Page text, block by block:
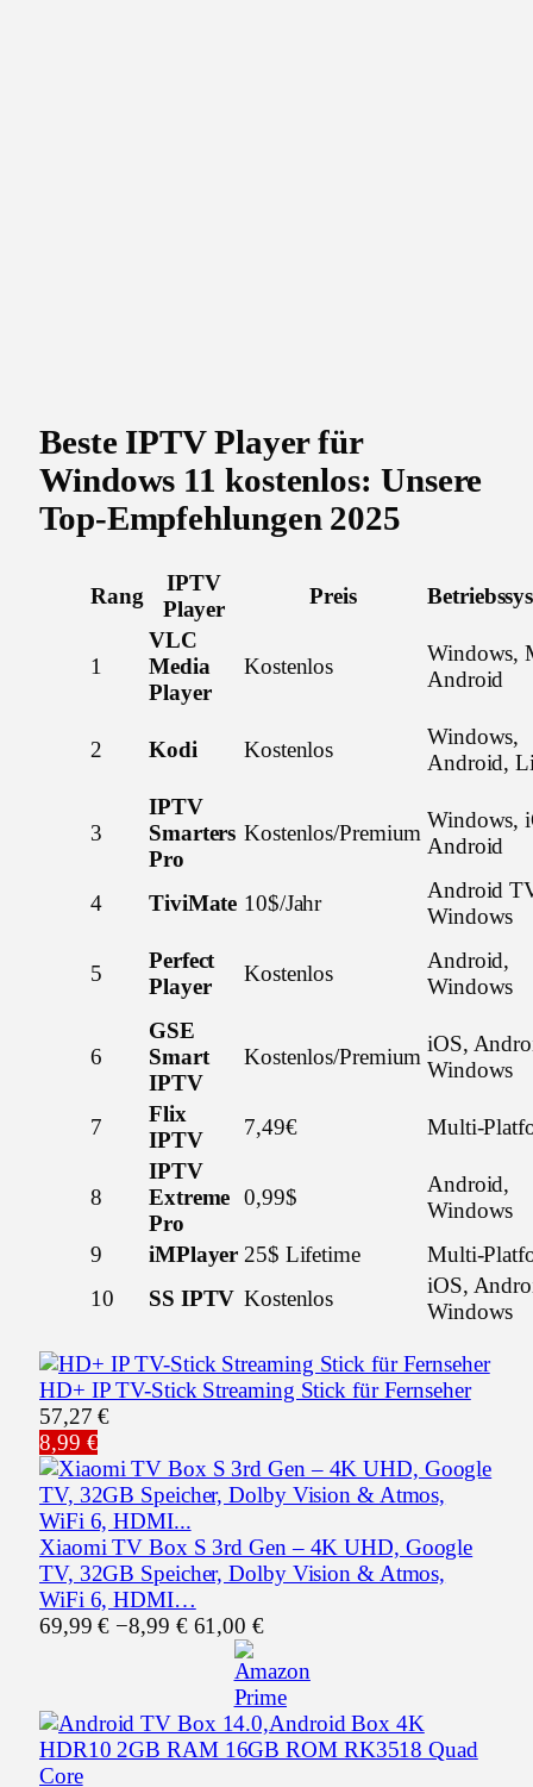
Beste IPTV Player für
Windows 11 kostenlos: Unsere
Top-Empfehlungen 2025
Rang
IPTV
Player
Preis
1
VLC
Media
Player
Kostenlos
Windows,
Android
2 Kodi Kostenlos
Windows,
Android,
3
IPTV
Smarters
Pro
Kostenlos/Premium
Windows,
Android
4 TiviMate 10$/Jahr
Android
Windows
5
Perfect
Player
Kostenlos
Android,
Windows
6
GSE
Smart
IPTV
Kostenlos/Premium
iOS,
Windows
7
Flix
IPTV
7,49€ Multi-
8
IPTV
Extreme
Pro
0,99$
Android,
Windows
9
iMPlayer 25$ Lifetime
Multi-
10
SS IPTV Kostenlos
iOS,
Windows
HD+ IP TV-Stick Streaming Stick für Fernseher
57,27 €
8,99 €
Xiaomi TV Box S 3rd Gen – 4K UHD, Google
TV, 32GB Speicher, Dolby Vision & Atmos,
WiFi 6, HDMI…
69,99 € −8,99 € 61,00 €